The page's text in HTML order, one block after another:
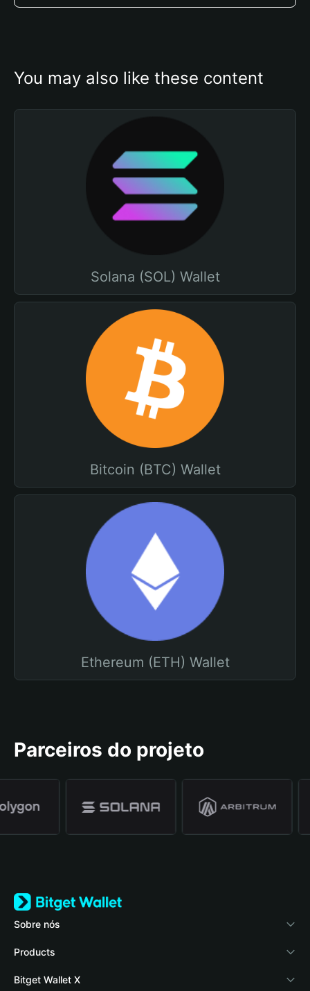
You may also like these content
Solana (SOL) Wallet
Bitcoin (BTC) Wallet
Ethereum (ETH) Wallet
Parceiros do projeto
Sobre nós
Bitget Wallet
Blog
Products
Crypto Card
Bitget Wallet X